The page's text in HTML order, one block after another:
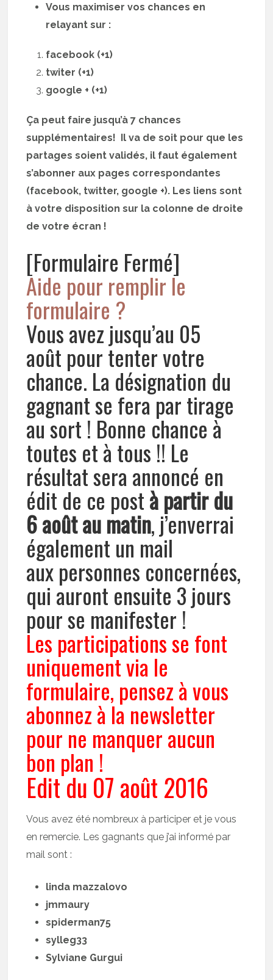
Vous maximiser vos chances en
relayant sur :
facebook (+1)
twiter (+1)
google + (+1)
Ça peut faire jusqu’à 7 chances
supplémentaires! Il va de soit pour que les
partages soient validés, il faut également
s’abonner aux pages correspondantes
(facebook, twitter, google +). Les liens sont
à votre disposition sur la colonne de droite
de votre écran !
[Formulaire Fermé]
Aide pour remplir le
formulaire ?
Vous avez jusqu’au 05
août pour tenter votre
chance. La désignation du
gagnant se fera par tirage
au sort ! Bonne chance à
toutes et à tous !! Le
résultat sera annoncé en
édit de ce postà partir du
6 aoûtau matin, j’enverrai
également un mail
aux personnes concernées,
qui auront ensuite 3 jours
pour se manifester !
Les participations se font
uniquement via le
formulaire, pensez à vous
abonnez à la newsletter
pour ne manquer aucun
bon plan !
Edit du 07 août 2016
Vous avez été nombreux à participer et je vous
en remercie. Les gagnants que j’ai informé par
mail sont :
linda mazzalovo
jmmaury
spiderman75
sylleg33
Sylviane Gurgui